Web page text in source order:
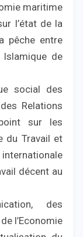
maritime
l’état de la
pêche entre
Islamique de
social des
Relations
sur les
du Travail et
décent au
des
l’Economie